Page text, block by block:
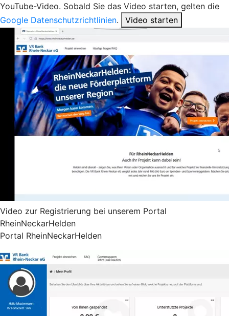
YouTube-Video. Sobald Sie das Video starten, gelten die
Google Datenschutzrichtlinien. Video starten
Video zur Registrierung bei unserem Portal
RheinNeckarHelden
Portal RheinNeckarHelden